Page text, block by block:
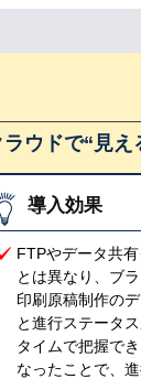
ウドで“見え
導入効果
FTPやデータ共
とは異なり、ブ
印刷原稿制作の
と進行ステータ
タイムで把握で
なったことで、